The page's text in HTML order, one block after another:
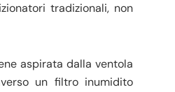
tradizionali, non
aspirata dalla ventola
un filtro inumidito